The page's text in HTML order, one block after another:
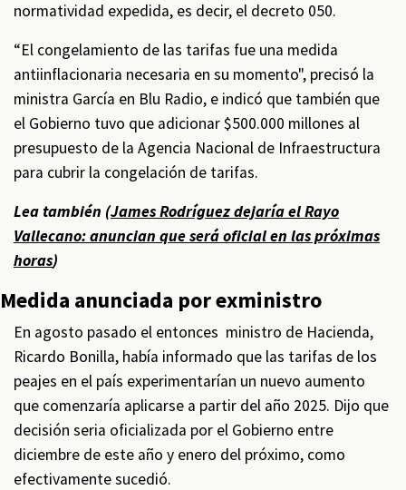
normatividad expedida, es decir, el decreto 050.
“El congelamiento de las tarifas fue una medida
antiinflacionaria necesaria en su momento", precisó la
ministra García en Blu Radio, e indicó que también que
el Gobierno tuvo que adicionar $500.000 millones al
presupuesto de la Agencia Nacional de Infraestructura
para cubrir la congelación de tarifas.
Lea también (James Rodríguez dejaría el Rayo
Vallecano: anuncian que será oficial en las próximas
horas)
Medida anunciada por exministro
En agosto pasado el entonces ministro de Hacienda,
Ricardo Bonilla, había informado que las tarifas de los
peajes en el país experimentarían un nuevo aumento
que comenzaría aplicarse a partir del año 2025. Dijo que
decisión seria oficializada por el Gobierno entre
diciembre de este año y enero del próximo, como
efectivamente sucedió.